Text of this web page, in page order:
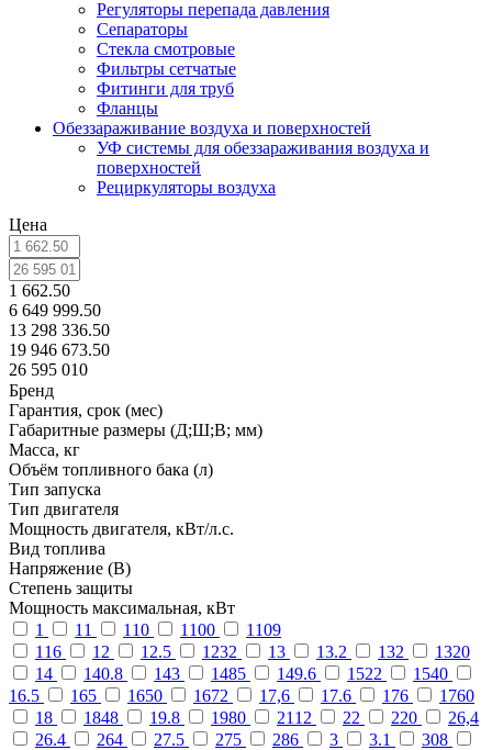
Регуляторы перепада давления
Сепараторы
Стекла смотровые
Фильтры сетчатые
Фитинги для труб
Фланцы
Обеззараживание воздуха и поверхностей
УФ системы для обеззараживания воздуха и
поверхностей
Рециркуляторы воздуха
Цена
1 662.50
6 649 999.50
13 298 336.50
19 946 673.50
26 595 010
Бренд
Гарантия, срок (мес)
Габаритные размеры (Д;Ш;В; мм)
Масса, кг
Объём топливного бака (л)
Тип запуска
Тип двигателя
Мощность двигателя, кВт/л.с.
Вид топлива
Напряжение (В)
Степень защиты
Мощность максимальная, кВт
1
11 110 1100
1109
116
12 12.5 1232 13 13.2 132
1320
14
140.8 143 1485 149.6 1522
1540
16.5
165 1650 1672 17,6 17.6 176
1760
18
1848 19.8 1980 2112 22 220
26,4
26.4
264 27.5 275 286 3 3.1
308